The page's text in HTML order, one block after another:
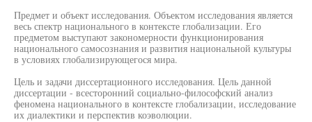
Предмет и объект исследования. Объектом исследования является
весь спектр национального в контексте глобализации. Его
предметом выступают закономерности функционирования
национального самосознания и развития национальной культуры
в условиях глобализирующегося мира.
Цель и задачи диссертационного исследования. Цель данной
диссертации - всесторонний социально-философский анализ
феномена национального в контексте глобализации, исследование
их диалектики и перспектив коэволюции.